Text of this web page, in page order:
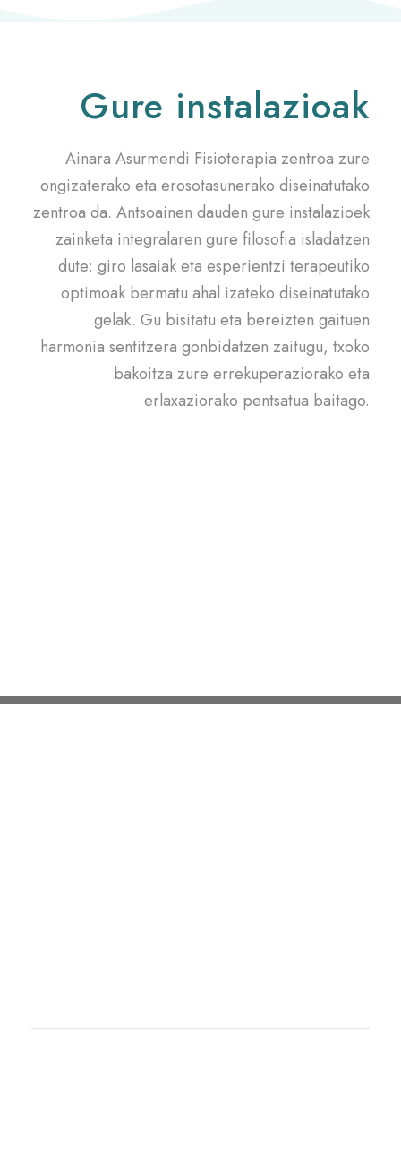
Gure instalazioak
Ainara Asurmendi Fisioterapia zentroa zure
ongizaterako eta erosotasunerako diseinatutako
zentroa da. Antsoainen dauden gure instalazioek
zainketa integralaren gure filosofia isladatzen
dute: giro lasaiak eta esperientzi terapeutiko
optimoak bermatu ahal izateko diseinatutako
gelak. Gu bisitatu eta bereizten gaituen
harmonia sentitzera gonbidatzen zaitugu, txoko
bakoitza zure errekuperaziorako eta
erlaxaziorako pentsatua baitago.